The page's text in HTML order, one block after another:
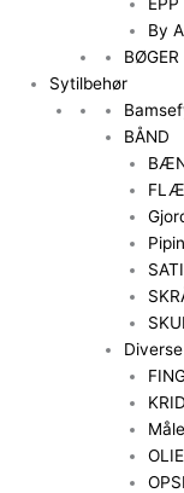
By
BØGER
Sytilbehør
BÅND
Diverse
OLIE